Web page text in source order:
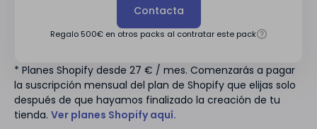
Contacta
Regalo 500€ en otros packs al contratar este pack
* Planes Shopify desde 27 € / mes. Comenzarás a pagar
la suscripción mensual del plan de Shopify que elijas solo
después de que hayamos finalizado la creación de tu
tienda. Ver planes Shopify aquí.